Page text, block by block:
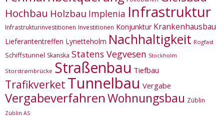
Hochbau Holzbau Implenia Infrastruktur
Infrastrukturinvestitionen Investitionen Konjunktur Krankenhausbau
Lieferantentreffen Lynetteholm Nachhaltigkeit Rogfast
Schiffstunnel Skanska Statens Vegvesen Stockholm
Storstrømbrücke Straßenbau Tiefbau
Trafikverket Tunnelbau Vergabe
VergabeverfahrenWohnungsbau Züblin
Züblin AS